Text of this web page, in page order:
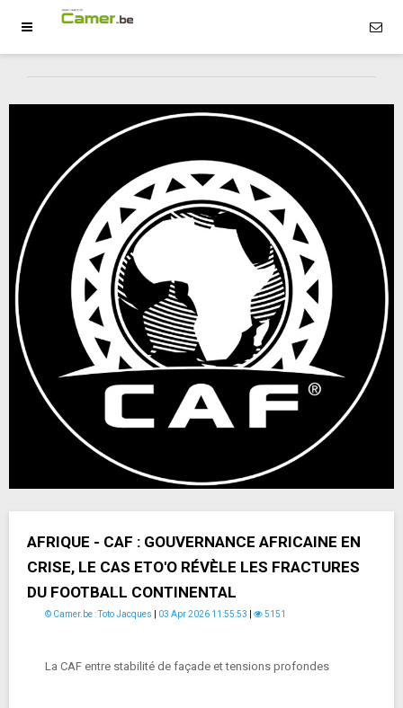
AFRIQUE - CAF : GOUVERNANCE AFRICAINE EN
CRISE, LE CAS ETO'O RÉVÈLE LES FRACTURES
DU FOOTBALL CONTINENTAL
© Camer.be : Toto Jacques 03 Apr 2026 11:55:53 5151
La CAF entre stabilité de façade et tensions profondes